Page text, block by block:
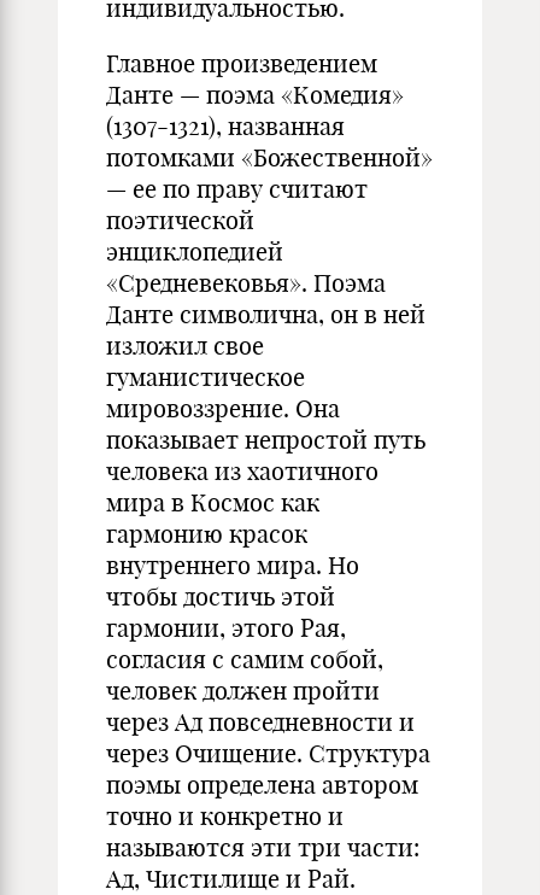
индивидуальностью.
Главное произведением
Данте — поэма «Комедия»
(1307-1321), названная
потомками «Божественной»
— ее по праву считают
поэтической
энциклопедией
«Средневековья». Поэма
Данте символична, он в ней
изложил свое
гуманистическое
мировоззрение. Она
показывает непростой путь
человека из хаотичного
мира в Космос как
гармонию красок
внутреннего мира. Но
чтобы достичь этой
гармонии, этого Рая,
согласия с самим собой,
человек должен пройти
через Ад повседневности и
через Очищение. Структура
поэмы определена автором
точно и конкретно и
называются эти три части:
Ад, Чистилище и Рай.